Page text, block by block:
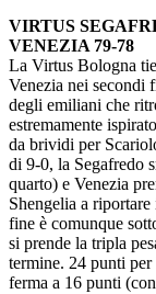
VIRTUS
VENEZIA 79-78
La Virtus Bologna
Venezia nei secondi
degli emiliani che
estremamente
da brividi per
di 9-0, la Segafredo
quarto) e Venezia
Shengelia a
fine è comunque
si prende la tripla
termine. 24 punti
ferma a 16 punti